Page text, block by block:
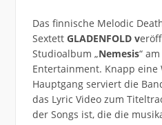
Das finnische Melodic
Sextett GLADENFOLD v
Studioalbum „Nemesis“ am
Entertainment. Knapp eine
Hauptgang serviert die
das Lyric Video zum
der Songs ist, die die